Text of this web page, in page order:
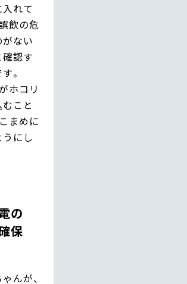
れて
飲の危
ない
認す
。
ホコリ
こと
まめに
にし
の
保
んが、